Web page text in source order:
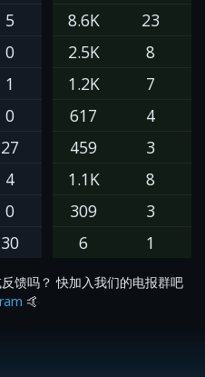
5 8.6K 23
0 2.5K 8
1 1.2K 7
0 617 4
27 459 3
4 1.1K 8
0 309 3
30 6 1
馈吗？ 快加入我们的电报群吧
🤙